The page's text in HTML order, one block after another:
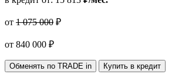
от 1 075 000 ₽
от 840 000 ₽
Обменять по TRADE in Купить в кредит